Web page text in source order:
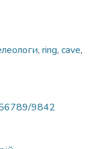
, ring, cave,
9842